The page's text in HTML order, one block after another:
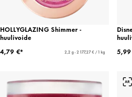
HOLLYGLAZING Shimmer -
huulivoide
4,79 €*
2,2 g - 2 177,27 € / 1 kg